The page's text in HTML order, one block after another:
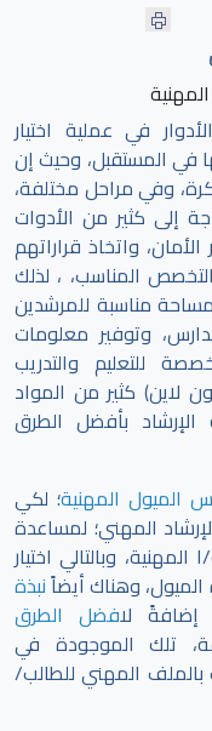
في عملية اختيار
في المستقبل، وحيث إن
وفي مراحل مختلفة،
إلى كثير من الأدوات
واتخاذ قراراتهم
المناسب، ، لذلك
مناسبة للمرشدين
وتوفير معلومات
للتعليم والتدريب
لاين) كثير من المواد
بأفضل الطرق
الميول المهنية؛ لكي
المهني؛ لمساعدة
وبالتالي اختيار
وهناك أيضاًنبذة
إضافةً لافضل الطرق
تلك الموجودة في
بالملف المهني للطالب/